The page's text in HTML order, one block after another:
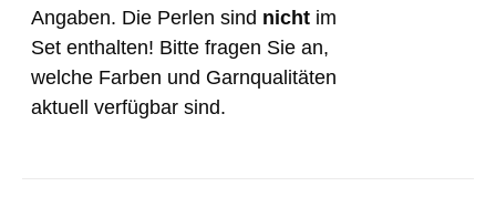
Angaben. Die Perlen sind nicht im
Set enthalten! Bitte fragen Sie an,
welche Farben und Garnqualitäten
aktuell verfügbar sind.